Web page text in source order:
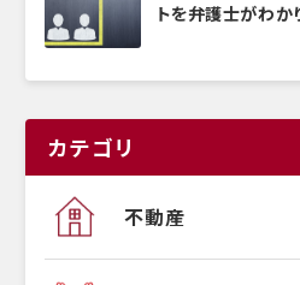
トを弁護士がわか
カテゴリ
不動産